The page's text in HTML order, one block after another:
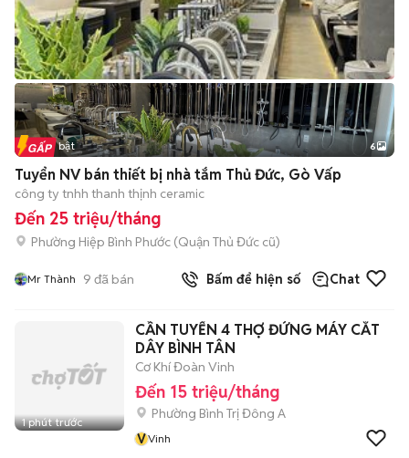
+2
Tin nổi bật 6
Tuyển NV bán thiết bị nhà tắm Thủ Đức, Gò Vấp
công ty tnhh thanh thịnh ceramic
Đến 25 triệu/tháng
Phường Hiệp Bình Phước (Quận Thủ Đức cũ)
Mr Thành 9 đã bán Bấm để hiện số Chat
1 phút trước
CẦN TUYỂN 4 THỢ ĐỨNG MÁY CẮT
DÂY BÌNH TÂN
Cơ Khí Đoàn Vinh
Đến 15 triệu/tháng
Phường Bình Trị Đông A
VVinh